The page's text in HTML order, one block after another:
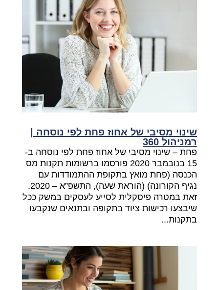
שינוי מסיבי של אחוז פחת לפי נוסחה |
רמניהול 360
פחת – שינוי מסיבי של אחוז פחת לפי נוסחה ב-
15 בנובמבר 2020 פורסמו ברשומות תקנות מס
הכנסה (פחת מואץ בתקופת ההתמודדות עם
נגיף הקורונה) (הוראת שעה), התשפ”א – 2020.
זאת במטרה פיסקלית לסייע לעסקים במשק ככל
שיבצעו רכישות ציוד בתקופה ובתנאים שנקבעו
בתקנות...